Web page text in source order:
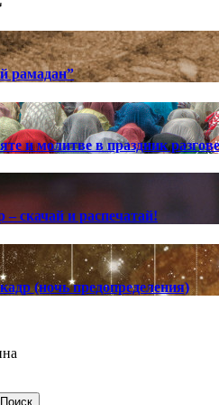
рамадан”
и молитве в праздник
скачай и распечатай!
(ночь предопределения)